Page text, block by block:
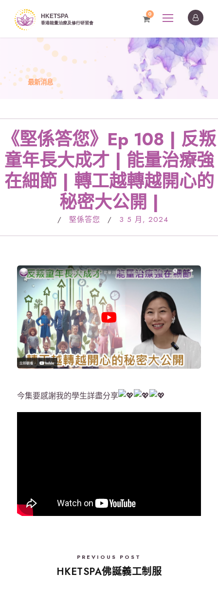
0
最新消息
《堅係答您》Ep 108 | 反叛
童年長大成才 | 能量治療強
在細節 | 轉工越轉越開心的
秘密大公開 |
/ 堅係答您 / 3 5 月, 2024
今集要感謝我的學生詳盡分享
PREVIOUS POST
HKETSPA佛誕義工制服